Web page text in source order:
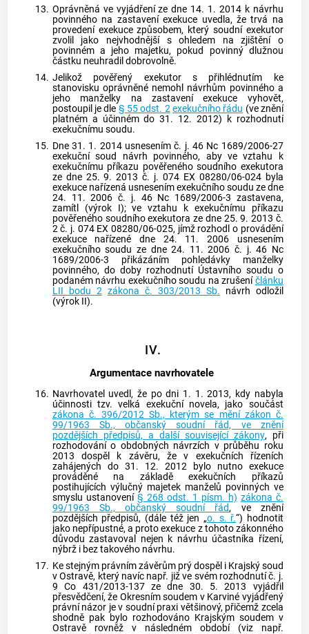
13. Oprávněná ve vyjádření ze dne 14. 1. 2014 k návrhu
povinného na zastaveníexekuce uvedla, že trvá na
provedení exekucezpůsobem, který soudní exekutor
zvolil jako nejvhodnější s ohledem na zjištění o
povinném a jeho majetku, pokud povinný dlužnou
částku neuhradil dobrovolně.
14. Jelikož pověřený exekutor s přihlédnutím ke
stanovisku oprávněné nemohl návrhům povinného a
jeho manželky na zastaveníexekuce vyhovět,
postoupil je dle § 55 odst. 2exekučního řádu (ve znění
platném a účinném do 31. 12. 2012) k rozhodnutí
exekučnímu soudu.
15. Dne 31. 1. 2014 usnesením č. j. 46 Nc 1689/2006-27
exekuční soud návrh povinného, aby ve vztahu k
exekučnímu příkazu pověřeného soudního exekutora
ze dne 25. 9. 2013 č. j. 074 EX 08280/06-024 byla
exekucenařízená usnesením exekučního soudu ze dne
24. 11. 2006 č. j. 46 Nc 1689/2006-3 zastavena,
zamítl (výrok I); ve vztahu k exekučnímu příkazu
pověřeného soudního exekutora ze dne 25. 9. 2013 č.
2 č. j. 074 EX 08280/06-025, jímž rozhodl o provádění
exekucenařízené dne 24. 11. 2006 usnesením
exekučního soudu ze dne 24. 11. 2006 č. j. 46 Nc
1689/2006-3 přikázáním pohledávky manželky
povinného, do doby rozhodnutí Ústavního soudu o
podaném návrhu exekučního soudu na zrušeníčlánku
LII bodu 2 zákona č. 303/2013 Sb. návrh odložil
(výrok II).
IV.
Argumentace navrhovatele
16. Navrhovatel uvedl, že po dni 1. 1. 2013, kdy nabyla
účinnosti tzv. velká exekuční novela, jako součást
zákona č. 396/2012 Sb., kterým se mění zákon č.
99/1963 Sb., občanský soudní řád, ve znění
pozdějších předpisů, a další související zákony, při
rozhodování o obdobných návrzích v průběhu roku
2013 dospěl k závěru, že v exekučních řízeních
zahájených do 31. 12. 2012 bylo nutno exekuce
prováděné na základěexekučních příkazů
postihujících výlučný majetek manželů povinných ve
smyslu ustanovení § 268 odst. 1 písm. h) zákona č.
99/1963 Sb., občanský soudní řád, ve znění
pozdějších předpisů, (dále též jen „o. s. ř.“) hodnotit
jako nepřípustné, a protoexekuce z tohoto zákonného
důvodu zastavoval nejen k návrhu účastníka řízení,
nýbrž i bez takového návrhu.
17. Ke stejným právním závěrům prý dospěl i Krajský soud
v Ostravě, který navíc např. již ve svém rozhodnutí č. j.
9 Co 431/2013-137 ze dne 30. 5. 2013 vyjádřil
přesvědčení, že Okresním soudem v Karviné vyjádřený
právní názor je v soudní praxi většinový, přičemž zcela
shodně pak bylo rozhodováno Krajským soudem v
Ostravě rovněž v následném období (viz např.